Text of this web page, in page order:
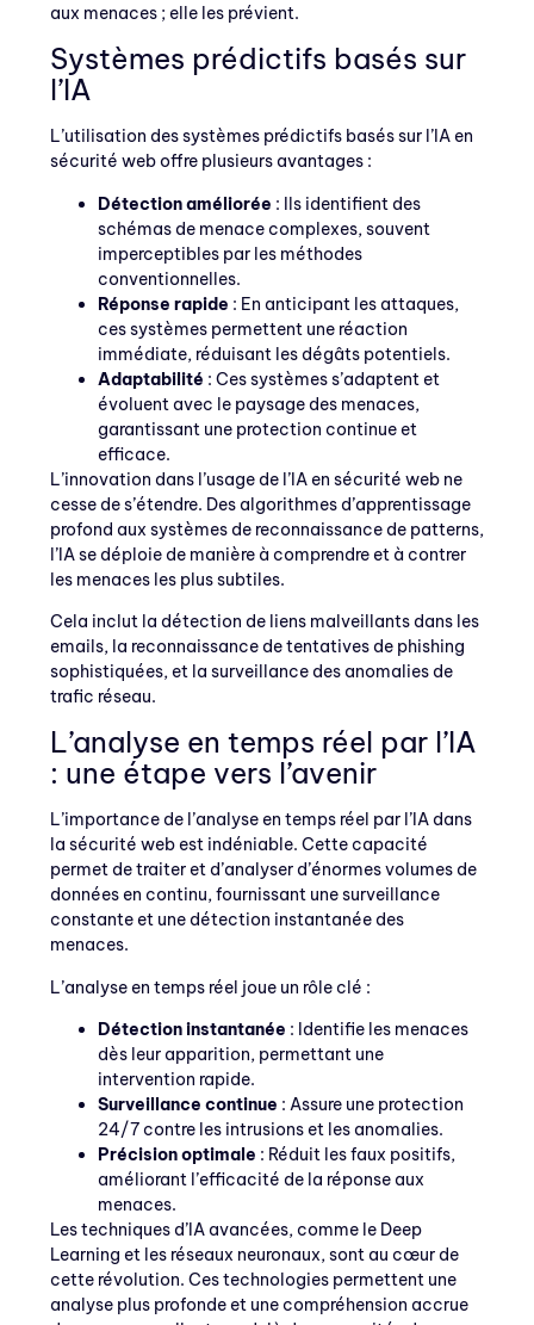
aux menaces ; elle les prévient.
Systèmes prédictifs basés sur
l’IA
L’utilisation des systèmes prédictifs basés sur l’IA en
sécurité web offre plusieurs avantages :
Détection améliorée : Ils identifient des
schémas de menace complexes, souvent
imperceptibles par les méthodes
conventionnelles.
Réponse rapide : En anticipant les attaques,
ces systèmes permettent une réaction
immédiate, réduisant les dégâts potentiels.
Adaptabilité : Ces systèmes s’adaptent et
évoluent avec le paysage des menaces,
garantissant une protection continue et
efficace.
L’innovation dans l’usage de l’IA en sécurité web ne
cesse de s’étendre. Des algorithmes d’apprentissage
profond aux systèmes de reconnaissance de patterns,
l’IA se déploie de manière à comprendre et à contrer
les menaces les plus subtiles.
Cela inclut la détection de liens malveillants dans les
emails, la reconnaissance de tentatives de phishing
sophistiquées, et la surveillance des anomalies de
trafic réseau.
L’analyse en temps réel par l’IA
: une étape vers l’avenir
L’importance de l’analyse en temps réel par l’IA dans
la sécurité web est indéniable. Cette capacité
permet de traiter et d’analyser d’énormes volumes de
données en continu, fournissant une surveillance
constante et une détection instantanée des
menaces.
L’analyse en temps réel joue un rôle clé :
Détection instantanée : Identifie les menaces
dès leur apparition, permettant une
intervention rapide.
Surveillance continue : Assure une protection
24/7 contre les intrusions et les anomalies.
Précision optimale : Réduit les faux positifs,
améliorant l’efficacité de la réponse aux
menaces.
Les techniques d’IA avancées, comme le Deep
Learning et les réseaux neuronaux, sont au cœur de
cette révolution. Ces technologies permettent une
analyse plus profonde et une compréhension accrue